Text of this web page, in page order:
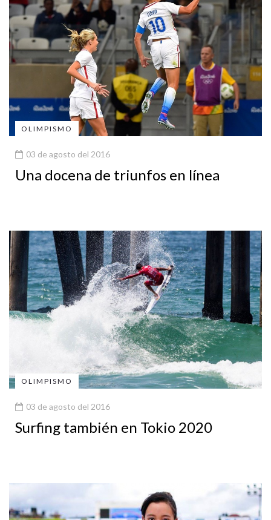
OLIMPISMO
03 de agosto del 2016
Una docena de triunfos en línea
OLIMPISMO
03 de agosto del 2016
Surfing también en Tokio 2020